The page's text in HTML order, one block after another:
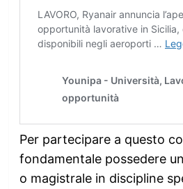
Per partecipare a questo
fondamentale possedere
o magistrale in discipline